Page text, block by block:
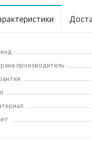
производитель